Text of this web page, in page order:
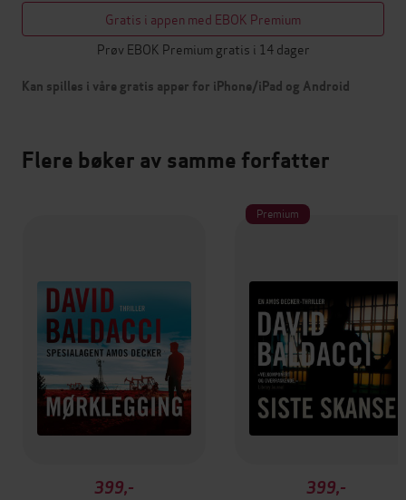
Gratis i appen med EBOK Premium
Prøv EBOK Premium gratis i 14 dager
Kan spilles i våre gratis apper for iPhone/iPad og Android
Flere bøker av samme forfatter
399,-
Premium
399,-